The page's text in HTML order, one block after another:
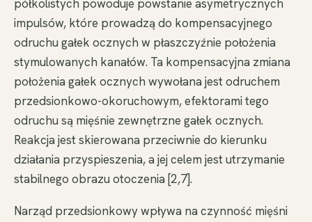
półkolistych powoduje powstanie asymetrycznych
impulsów, które prowadzą do kompensacyjnego
odruchu gałek ocznych w płaszczyźnie położenia
stymulowanych kanałów. Ta kompensacyjna zmiana
położenia gałek ocznych wywołana jest odruchem
przedsionkowo-okoruchowym, efektorami tego
odruchu są mięśnie zewnętrzne gałek ocznych.
Reakcja jest skierowana przeciwnie do kierunku
działania przyspieszenia, a jej celem jest utrzymanie
stabilnego obrazu otoczenia [2,7].
Narząd przedsionkowy wpływa na czynność mięśni